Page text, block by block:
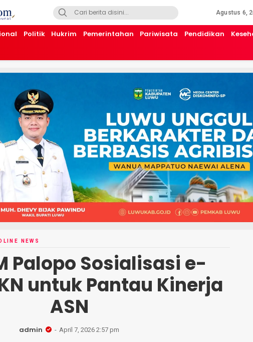
Akurat
Agustus 6,
Politik Hukrim Pemerintahan Pariwisata Pendidikan
NEWS
Palopo Sosialisasi e-
untuk Pantau Kinerja
ASN
admin April 7, 2026 2:57 pm